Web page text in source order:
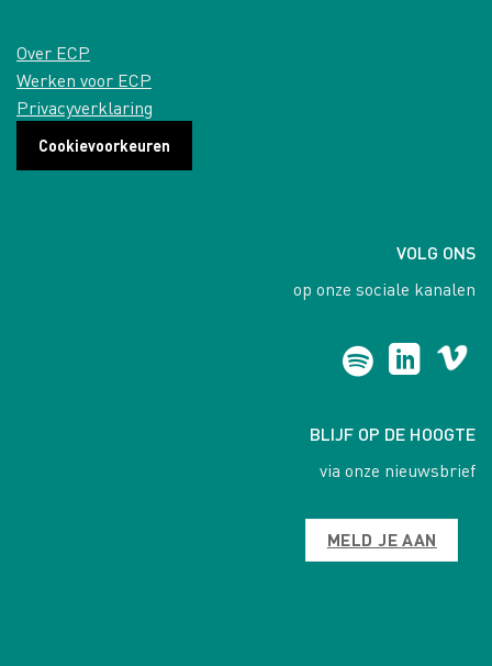
Over ECP
Werken voor ECP
Privacyverklaring
Cookievoorkeuren
VOLG ONS
op onze sociale kanalen
BLIJF OP DE HOOGTE
via onze nieuwsbrief
MELD JE AAN